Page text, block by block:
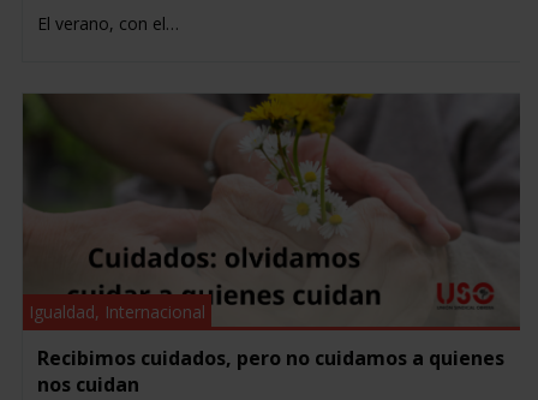
El verano, con el…
Igualdad, Internacional
Recibimos cuidados, pero no cuidamos a quienes
nos cuidan